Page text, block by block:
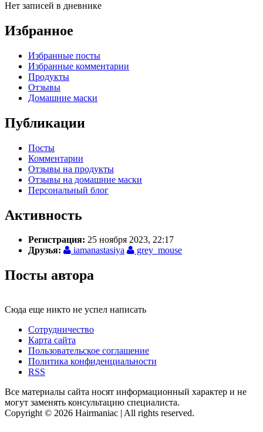
Нет записей в дневнике
Избранное
Избранные посты
Избранные комментарии
Продукты
Отзывы
Домашние маски
Публикации
Посты
Комментарии
Отзывы на продукты
Отзывы на домашние маски
Персональный блог
Активность
Регистрация: 25 ноября 2023, 22:17
Друзья:
iamanastasiya grey_mouse
Посты автора
Сюда еще никто не успел написать
Сотрудничество
Карта сайта
Пользовательское соглашение
Политика конфиденциальности
RSS
Все материалы сайта носят информационный характер и не
могут заменять консультацию специалиста.
Copyright © 2026 Hairmaniac | All rights reserved.